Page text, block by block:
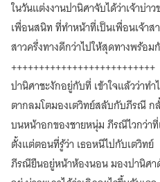
ที่
ในวันแต่งงานปานิศาจับได้ว่าเจ้าบ่
เพื่อนสนิท ที่ทำหน้าที่เป็นเพื่อนเจ้าส
สาวครึ่งทางดีกว่าไปให้สุดทางพร้อม
++++++++++++++++++++++++++
ปานิศาชะงักอยู่กับที่ เข้าใจแล้วว่าทำ
ตากลมโตมองเตวิทย์สลับกับภีรณี ก
บนหน้าอกของชายหนุ่ม ภีรณีไวกว่า
ตั้งแต่ตอนที่รู้ว่า เธอหนีไปกับเตวิทย์
ภีรณียืนอยู่หน้าห้องนอน มองปานิศา